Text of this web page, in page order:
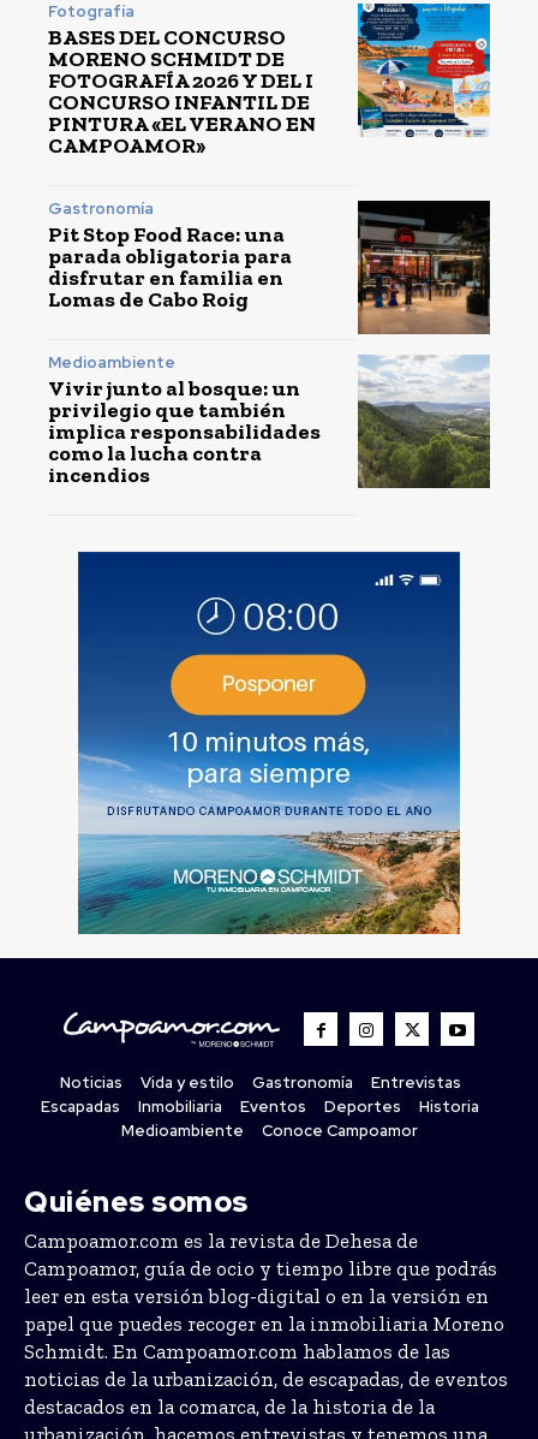
Fotografía
BASES DEL CONCURSO
MORENO SCHMIDT DE
FOTOGRAFÍA 2026 Y DEL I
CONCURSO INFANTIL DE
PINTURA «EL VERANO EN
CAMPOAMOR»
Gastronomía
Pit Stop Food Race: una
parada obligatoria para
disfrutar en familia en
Lomas de Cabo Roig
Medioambiente
Vivir junto al bosque: un
privilegio que también
implica responsabilidades
como la lucha contra
incendios
Noticias Vida y estilo Gastronomía
Entrevistas
Escapadas
Inmobiliaria Eventos Deportes
Historia
Medioambiente
Conoce Campoamor
Quiénes somos
Campoamor.com es la revista de Dehesa de
Campoamor, guía de ocio y tiempo libre que podrás
leer en esta versión blog-digital o en la versión en
papel que puedes recoger en la inmobiliaria Moreno
Schmidt. En Campoamor.com hablamos de las
noticias de la urbanización, de escapadas, de eventos
destacados en la comarca, de la historia de la